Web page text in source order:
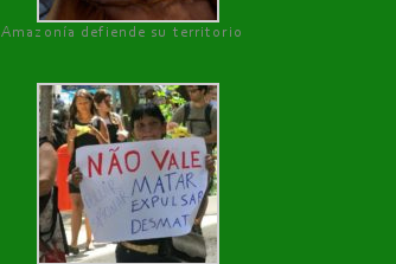
Amazonía defiende su territorio